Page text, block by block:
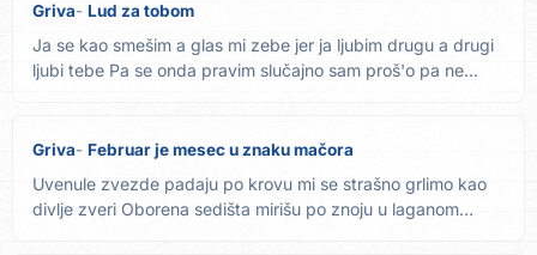
Griva Lud za tobom
Ja se kao smešim a glas mi zebe jer ja ljubim drugu a drugi
ljubi tebe Pa se onda pravim slučajno sam proš'o pa ne...
Griva Februar je mesec u znaku mačora
Uvenule zvezde padaju po krovu mi se strašno grlimo kao
divlje zveri Oborena sedišta mirišu po znoju u laganom